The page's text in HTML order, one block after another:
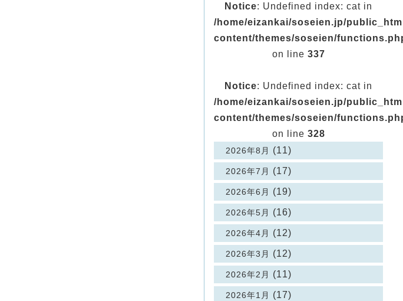
Notice: Undefined index: cat in
/home/eizankai/soseien.jp/
content/themes/soseien/
on line 337
Notice: Undefined index: cat in
/home/eizankai/soseien.jp/
content/themes/soseien/
on line 328
2026年8月 (11)
2026年7月 (17)
2026年6月 (19)
2026年5月 (16)
2026年4月 (12)
2026年3月 (12)
2026年2月 (11)
2026年1月 (17)